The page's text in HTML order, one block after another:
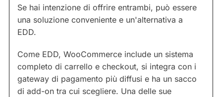
Se hai intenzione di offrire entrambi, può essere
una soluzione conveniente e un'alternativa a
EDD.
Come EDD, WooCommerce include un sistema
completo di carrello e checkout, si integra con i
gateway di pagamento più diffusi e ha un sacco
di add-on tra cui scegliere. Una delle sue